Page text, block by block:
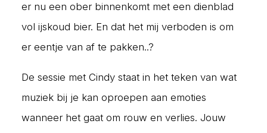
er nu een ober binnenkomt met een dienblad
vol ijskoud bier. En dat het mij verboden is om
er eentje van af te pakken..?
De sessie met Cindy staat in het teken van wat
muziek bij je kan oproepen aan emoties
wanneer het gaat om rouw en verlies. Jouw